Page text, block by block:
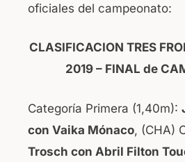
oficiales del campeonato:
CLASIFICACION TRES
2019 – FINAL de
Categoría Primera (1,40m):
con Vaika Mónaco, (CHA)
Trosch con Abril Filton